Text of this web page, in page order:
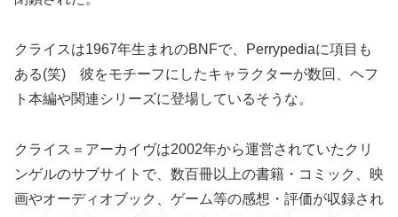
クライスは1967年生まれのBNFで、Perrypediaに項目も
ある(笑) 彼をモチーフにしたキャラクターが数回、ヘフ
ト本編や関連シリーズに登場しているそうな。
クライス＝アーカイヴは2002年から運営されていたクリ
ンゲルのサブサイトで、数百冊以上の書籍・コミック、映
画やオーディオブック、ゲーム等の感想・評価が収録され